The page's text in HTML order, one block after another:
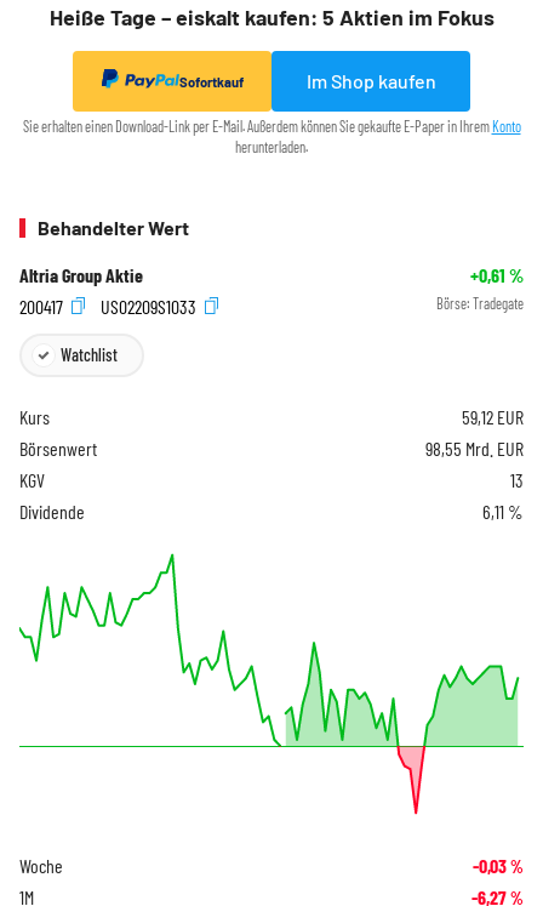
Heiße Tage – eiskalt kaufen: 5 Aktien im Fokus
Sofortkauf Im Shop kaufen
Sie erhalten einen Download-Link per E-Mail. Außerdem können Sie gekaufte E-Paper in Ihrem Konto
herunterladen.
Behandelter Wert
Altria Group Aktie +0,61 %
200417
US02209S1033 Börse: Tradegate
Watchlist
Kurs 59,12 EUR
Börsenwert
98,55 Mrd. EUR
KGV
13
Dividende
6,11 %
Woche -0,03%
1M -6,27%